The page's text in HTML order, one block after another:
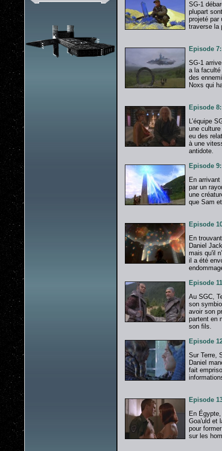
SG-1
plupart
projeté par
traverse la
Episode
SG-1
a la
des
Noxs qui
Episode
L’équipe
une
eu des
à une
antidote.
Episode
En
par un
une
que Sam
Episode
En
Daniel
mais qu'il
il a été
Episode
Au SGC,
son
avoir son
partent en
son fils.
Episode
Sur Terre,
Daniel
fait
Episode
En
Goa'uld et
pour
sur les